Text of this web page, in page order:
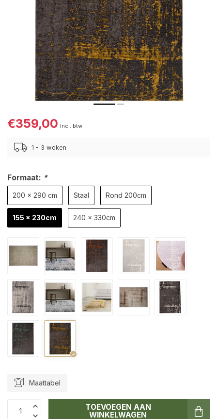
€359,00 Incl. btw
1 - 3 weken
Formaat: *
200 x 290 cm Staal Rond 200cm
155 x 230cm 240 x 330cm
Maattabel
TOEVOEGEN AAN
WINKELWAGEN